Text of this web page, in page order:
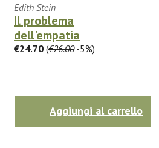
Edith Stein
Il problema
dell'empatia
€24.70 (€26.00-5%)
Aggiungi al carrello
Twitter